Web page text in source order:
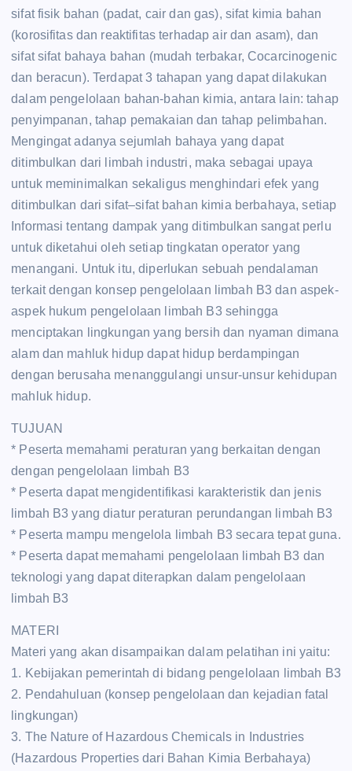
sifat fisik bahan (padat, cair dan gas), sifat kimia bahan
(korosifitas dan reaktifitas terhadap air dan asam), dan
sifat sifat bahaya bahan (mudah terbakar, Cocarcinogenic
dan beracun). Terdapat 3 tahapan yang dapat dilakukan
dalam pengelolaan bahan-bahan kimia, antara lain: tahap
penyimpanan, tahap pemakaian dan tahap pelimbahan.
Mengingat adanya sejumlah bahaya yang dapat
ditimbulkan dari limbah industri, maka sebagai upaya
untuk meminimalkan sekaligus menghindari efek yang
ditimbulkan dari sifat–sifat bahan kimia berbahaya, setiap
Informasi tentang dampak yang ditimbulkan sangat perlu
untuk diketahui oleh setiap tingkatan operator yang
menangani. Untuk itu, diperlukan sebuah pendalaman
terkait dengan konsep pengelolaan limbah B3 dan aspek-
aspek hukum pengelolaan limbah B3 sehingga
menciptakan lingkungan yang bersih dan nyaman dimana
alam dan mahluk hidup dapat hidup berdampingan
dengan berusaha menanggulangi unsur-unsur kehidupan
mahluk hidup.
TUJUAN
* Peserta memahami peraturan yang berkaitan dengan
dengan pengelolaan limbah B3
* Peserta dapat mengidentifikasi karakteristik dan jenis
limbah B3 yang diatur peraturan perundangan limbah B3
* Peserta mampu mengelola limbah B3 secara tepat guna.
* Peserta dapat memahami pengelolaan limbah B3 dan
teknologi yang dapat diterapkan dalam pengelolaan
limbah B3
MATERI
Materi yang akan disampaikan dalam pelatihan ini yaitu:
1. Kebijakan pemerintah di bidang pengelolaan limbah B3
2. Pendahuluan (konsep pengelolaan dan kejadian fatal
lingkungan)
3. The Nature of Hazardous Chemicals in Industries
(Hazardous Properties dari Bahan Kimia Berbahaya)